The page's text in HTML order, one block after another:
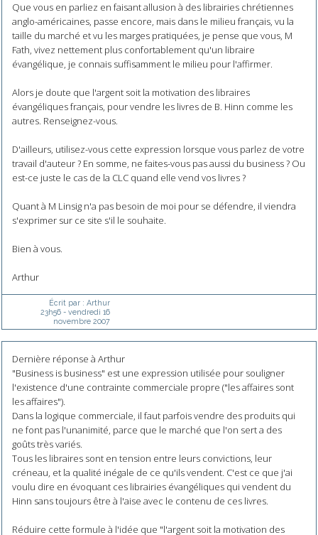
Que vous en parliez en faisant allusion à des librairies chrétiennes
anglo-américaines, passe encore, mais dans le milieu français, vu la
taille du marché et vu les marges pratiquées, je pense que vous, M
Fath, vivez nettement plus confortablement qu'un libraire
évangélique, je connais suffisamment le milieu pour l'affirmer.
Alors je doute que l'argent soit la motivation des libraires
évangéliques français, pour vendre les livres de B. Hinn comme les
autres. Renseignez-vous.
D'ailleurs, utilisez-vous cette expression lorsque vous parlez de votre
travail d'auteur ? En somme, ne faites-vous pas aussi du business ? Ou
est-ce juste le cas de la CLC quand elle vend vos livres ?
Quant à M Linsig n'a pas besoin de moi pour se défendre, il viendra
s'exprimer sur ce site s'il le souhaite.
Bien à vous.
Arthur
Écrit par : Arthur
23h56- vendredi 16
novembre 2007
Dernière réponse à Arthur
"Business is business" est une expression utilisée pour souligner
l'existence d'une contrainte commerciale propre ("les affaires sont
les affaires").
Dans la logique commerciale, il faut parfois vendre des produits qui
ne font pas l'unanimité, parce que le marché que l'on sert a des
goûts très variés.
Tous les libraires sont en tension entre leurs convictions, leur
créneau, et la qualité inégale de ce qu'ils vendent. C'est ce que j'ai
voulu dire en évoquant ces librairies évangéliques qui vendent du
Hinn sans toujours être à l'aise avec le contenu de ces livres.
Réduire cette formule à l'idée que "l'argent soit la motivation des